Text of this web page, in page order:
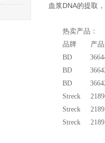
血浆DNA的提取
热卖产品：
品牌 产
BD
BD
BD
Streck
Streck
Streck